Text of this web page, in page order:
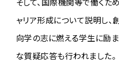
そして、国際機関等で働くた
ャリア形成について説明し
向学の志に燃える学生に励
な質疑応答も行われました。